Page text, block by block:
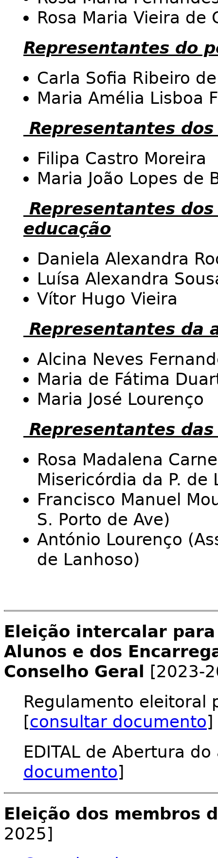
Rosa Maria Vieira de
Representantes do
Carla Sofia Ribeiro
Maria Amélia Lisboa
Representantes
Filipa Castro Moreira
Maria João Lopes de
Representantes
educação
Daniela Alexandra
Luísa Alexandra
Vítor Hugo Vieira
Representantes da
Alcina Neves
Maria de Fátima
Maria José Lourenço
Representantes
Rosa Madalena
Misericórdia da P. de
Francisco Manuel
S. Porto de Ave)
António Lourenço
de Lanhoso)
Eleição intercalar
Alunos e dos
Conselho Geral
[2023-
Regulamento eleitoral
[consultar documento]
EDITAL de Abertura
documento]
Eleição dos membros
2025]